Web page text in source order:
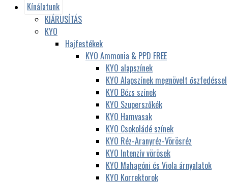
Kínálatunk
KIÁRUSÍTÁS
KYO
Hajfestékek
KYO Ammonia & PPD FREE
KYO alapszínek
KYO Alapszínek megnövelt őszfedéssel
KYO Bézs színek
KYO Szuperszőkék
KYO Hamvasak
KYO Csokoládé színek
KYO Réz-Aranyréz-Vörösréz
KYO Intenzív vörösek
KYO Mahagóni és Viola árnyalatok
KYO Korrektorok